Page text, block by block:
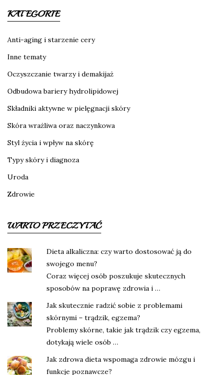
KATEGORIE
Anti-aging i starzenie cery
Inne tematy
Oczyszczanie twarzy i demakijaż
Odbudowa bariery hydrolipidowej
Składniki aktywne w pielęgnacji skóry
Skóra wrażliwa oraz naczynkowa
Styl życia i wpływ na skórę
Typy skóry i diagnoza
Uroda
Zdrowie
WARTO PRZECZYTAĆ
Dieta alkaliczna: czy warto dostosować ją do
swojego menu?
Coraz więcej osób poszukuje skutecznych
sposobów na poprawę zdrowia i …
Jak skutecznie radzić sobie z problemami
skórnymi – trądzik, egzema?
Problemy skórne, takie jak trądzik czy egzema,
dotykają wiele osób …
Jak zdrowa dieta wspomaga zdrowie mózgu i
funkcje poznawcze?